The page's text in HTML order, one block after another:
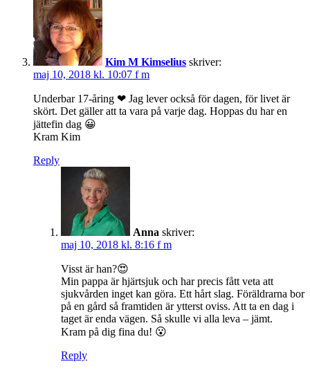
Kim M Kimselius skriver:
maj 10, 2018 kl. 10:07 f m
Underbar 17-åring ❤ Jag lever också för dagen, för livet är
skört. Det gäller att ta vara på varje dag. Hoppas du har en
jättefin dag 😀
Kram Kim
Reply
Anna skriver:
maj 10, 2018 kl. 8:16 f m
Visst är han?😍
Min pappa är hjärtsjuk och har precis fått veta att
sjukvården inget kan göra. Ett hårt slag. Föräldrarna bor
på en gård så framtiden är ytterst oviss. Att ta en dag i
taget är enda vägen. Så skulle vi alla leva – jämt.
Kram på dig fina du! 😮
Reply